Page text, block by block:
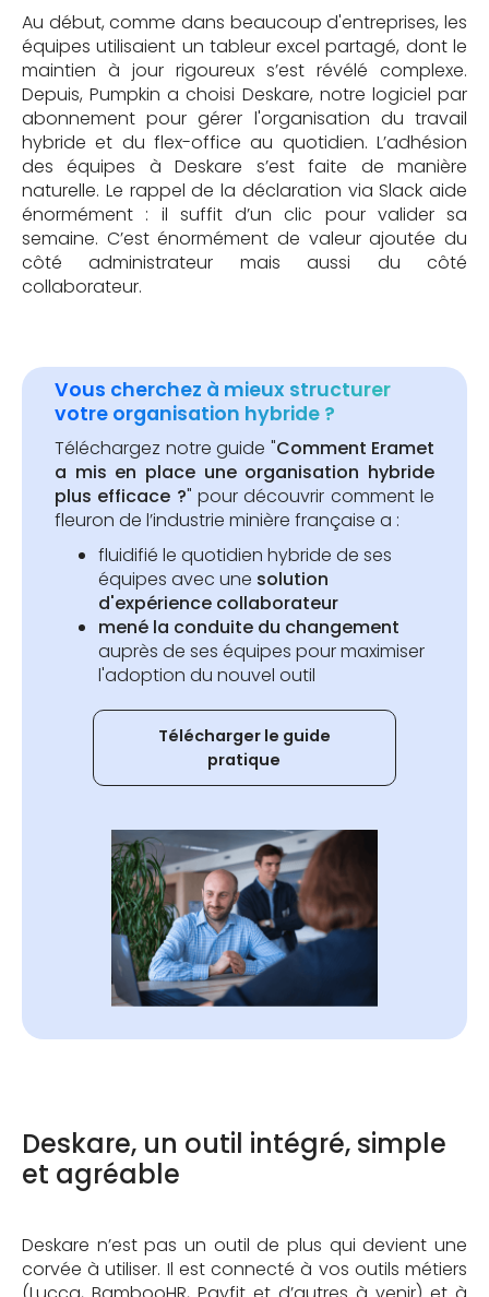
Au début, comme dans beaucoup d'entreprises, les
équipes utilisaient un tableur excel partagé, dont le
maintien à jour rigoureux s’est révélé complexe.
Depuis, Pumpkin a choisi Deskare, notre logiciel par
abonnement pour gérer l'organisation du travail
hybride et du flex-office au quotidien. L’adhésion
des équipes à Deskare s’est faite de manière
naturelle. Le rappel de la déclaration via Slack aide
énormément : il suffit d’un clic pour valider sa
semaine. C’est énormément de valeur ajoutée du
côté administrateur mais aussi du côté
collaborateur.
Vous cherchez à mieux structurer
votre organisation hybride ?
Téléchargez notre guide "Comment Eramet
a mis en place une organisation hybride
plus efficace ?" pour découvrir comment le
fleuron de l’industrie minière française a :
fluidifié le quotidien hybride de ses
équipes avec une solution
d'expérience collaborateur
mené la conduite du changement
auprès de ses équipes pour maximiser
l'adoption du nouvel outil
Télécharger le guide
pratique
Deskare, un outil intégré, simple
et agréable
Deskare n’est pas un outil de plus qui devient une
corvée à utiliser. Il est connecté à vos outils métiers